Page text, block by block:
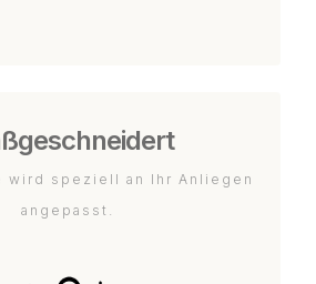
wird speziell an Ihr Anliegen
angepasst.